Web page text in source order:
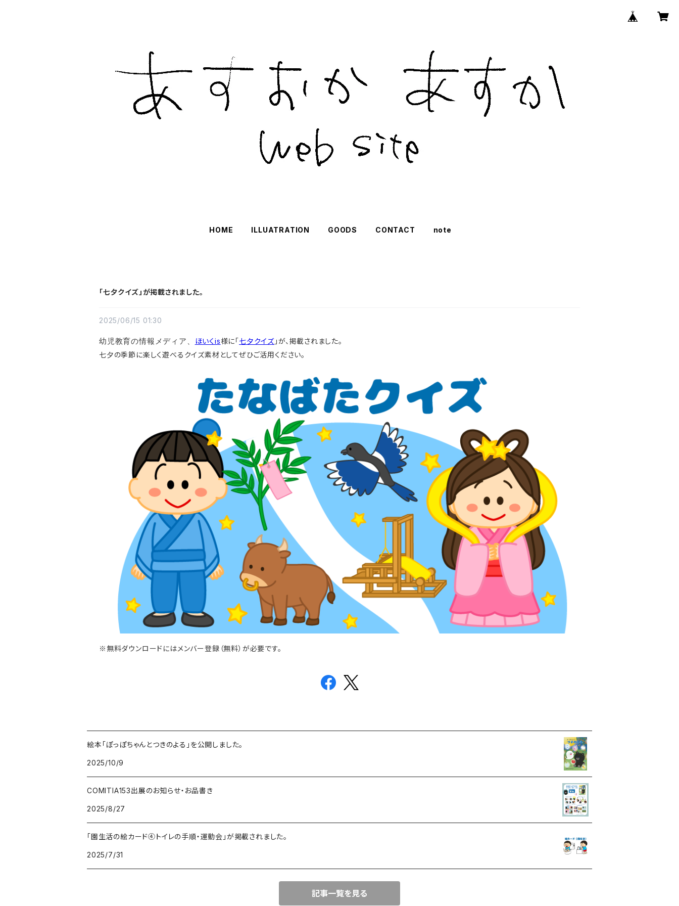
HOME ILLUATRATION GOODS CONTACT note
「七夕クイズ」が掲載されました。
2025/06/15 01:30
幼児教育の情報メディア、 ほいくis様に「七夕クイズ 」が、掲載されました。
七夕の季節に楽しく遊べるクイズ素材としてぜひご活用ください。
※無料ダウンロードにはメンバー登録（無料）が必要です。
絵本「ぽっぽちゃんとつきのよる」を公開しました。
2025/10/9
COMITIA153出展のお知らせ・お品書き
2025/8/27
「園生活の絵カード④トイレの手順・運動会」が掲載されました。
2025/7/31
記事一覧を見る